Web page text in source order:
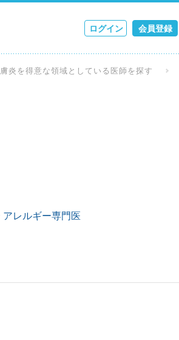
ログイン 会員登録
検索
炎を得意な領域としている医師を探す
レルギー専門医